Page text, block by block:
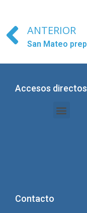
ANTERIOR
Accesos directos
Contacto